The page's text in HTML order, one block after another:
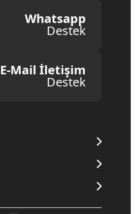
Whatsapp
Destek
E-Mail İletişim
Destek